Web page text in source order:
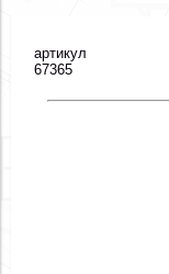
артикул
67365